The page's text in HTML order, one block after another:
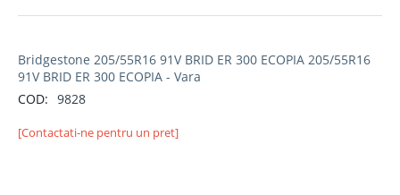
Bridgestone 205/55R16 91V BRID ER 300 ECOPIA 205/55R16
91V BRID ER 300 ECOPIA - Vara
COD: 9828
[Contactati-ne pentru un pret]